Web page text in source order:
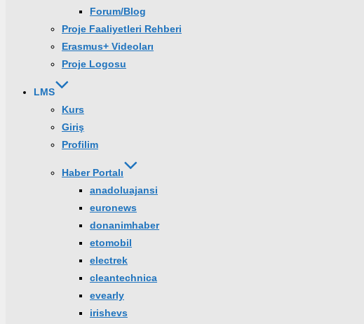
Forum/Blog
Proje Faaliyetleri Rehberi
Erasmus+ Videoları
Proje Logosu
LMS
Kurs
Giriş
Profilim
Haber Portalı
anadoluajansi
euronews
donanimhaber
etomobil
electrek
cleantechnica
evearly
irishevs